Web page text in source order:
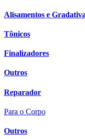
Alisamentos e
Tônicos
Finalizadores
Outros
Reparador
Para o Corpo
Outros